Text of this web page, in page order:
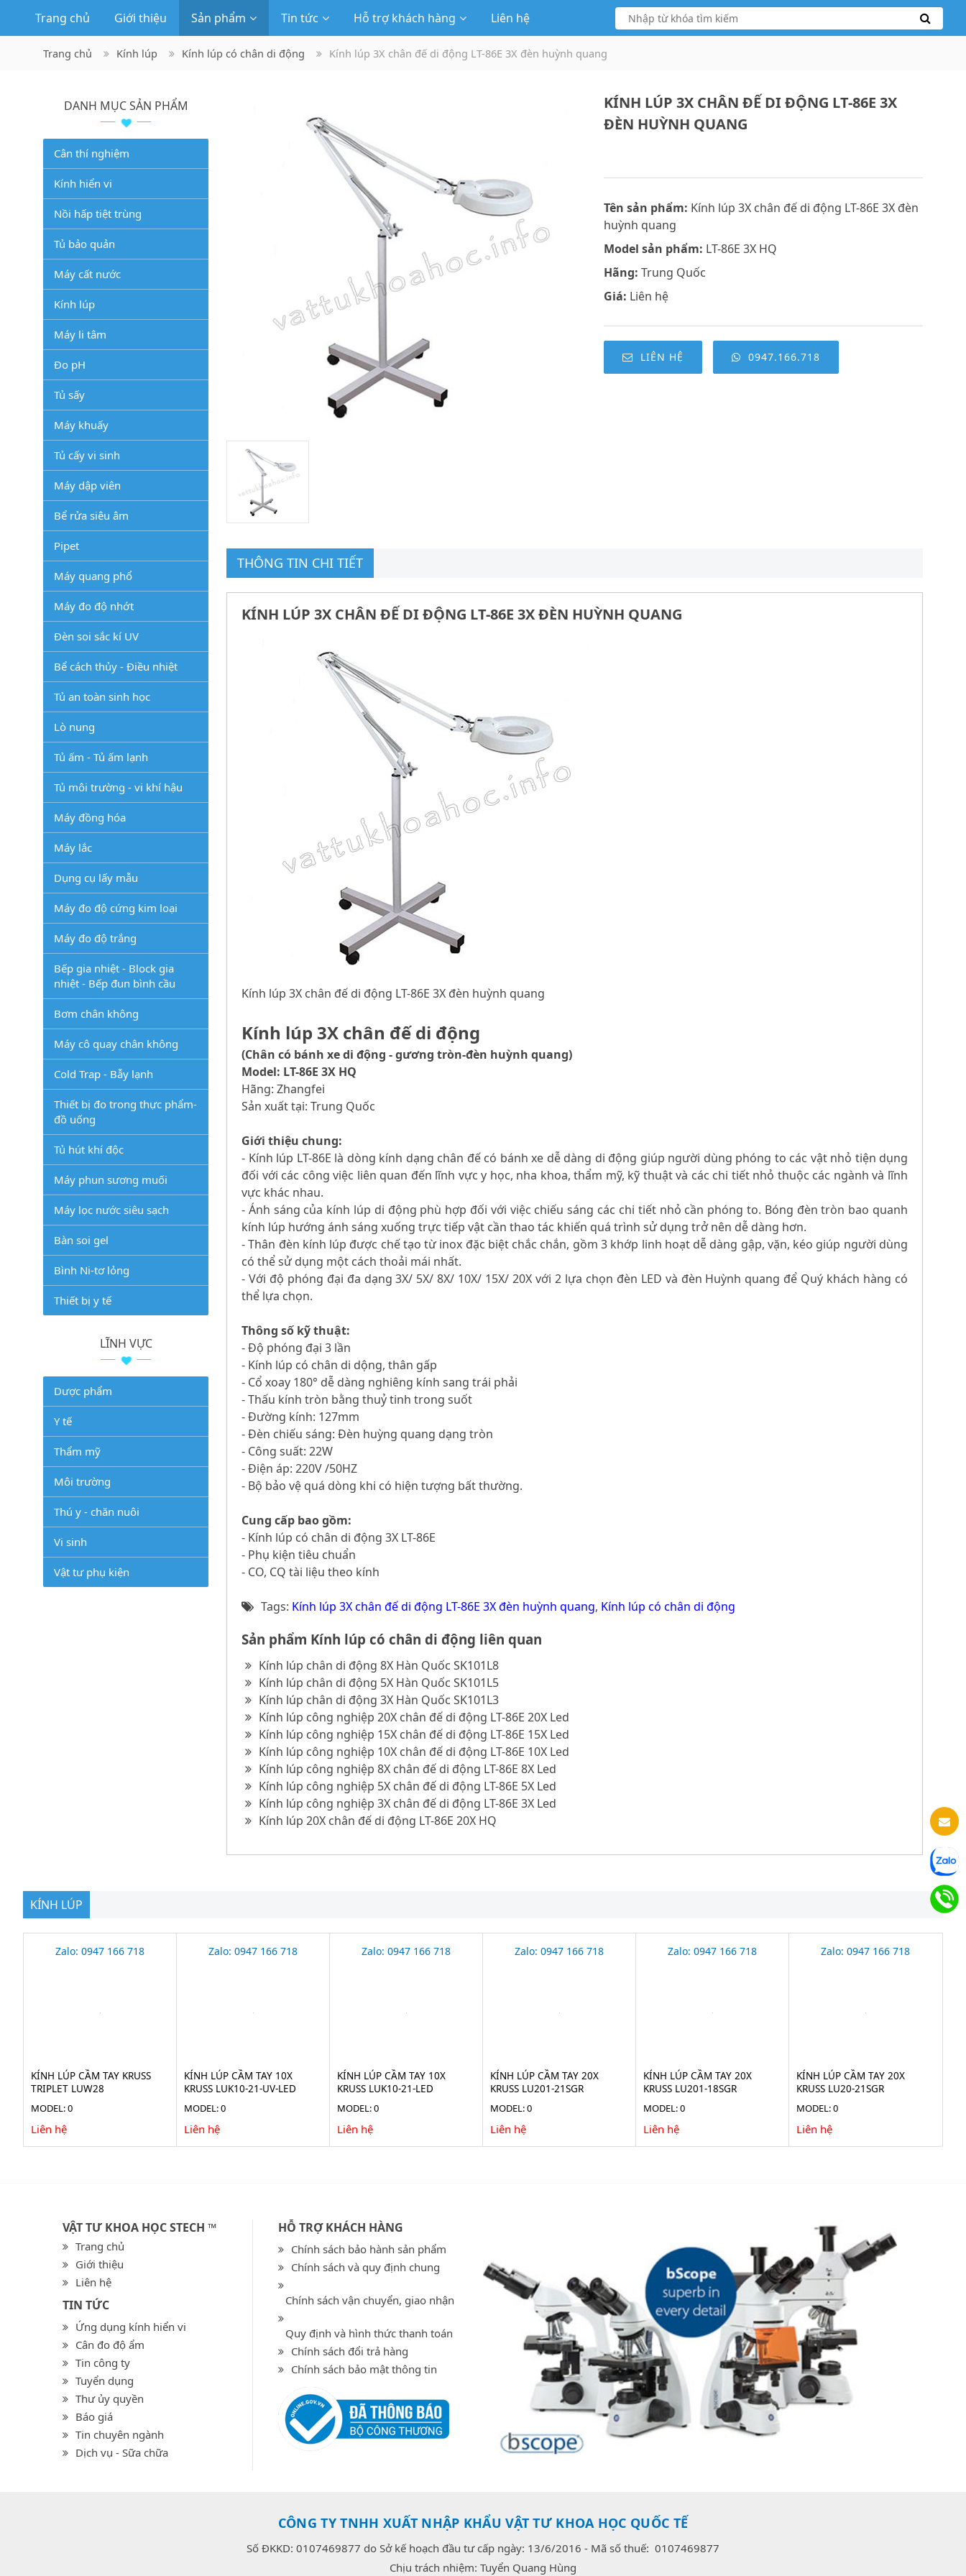
Trang chủ Giới thiệu Sản phẩm Tin tức Hỗ trợ khách hàng Liên hệ
Trang chủ Kính lúp Kính lúp có chân di động Kính lúp 3X chân đế di động LT-86E 3X đèn huỳnh quang
KÍNH LÚP 3X CHÂN ĐẾ DI ĐỘNG LT-86E 3X
ĐÈN HUỲNH QUANG
Tên sản phẩm: Kính lúp 3X chân đế di động LT-86E 3X đèn
huỳnh quang
Model sản phẩm: LT-86E 3X HQ
Hãng: Trung Quốc
Giá: Liên hệ
LIÊN HỆ 0947.166.718
THÔNG TIN CHI TIẾT
KÍNH LÚP 3X CHÂN ĐẾ DI ĐỘNG LT-86E 3X ĐÈN HUỲNH QUANG
Kính lúp 3X chân đế di động LT-86E 3X đèn huỳnh quang
Kính lúp 3X chân đế di động
(Chân có bánh xe di động - gương tròn-đèn huỳnh quang)
Model: LT-86E 3X HQ
Hãng: Zhangfei
Sản xuất tại: Trung Quốc
Giới thiệu chung:
- Kính lúp LT-86E là dòng kính dạng chân đế có bánh xe dễ dàng di động giúp người dùng phóng to các vật nhỏ tiện dụng
đối với các công việc liên quan đến lĩnh vực y học, nha khoa, thẩm mỹ, kỹ thuật và các chi tiết nhỏ thuộc các ngành và lĩnh
vực khác nhau.
- Ánh sáng của kính lúp di động phù hợp đối với việc chiếu sáng các chi tiết nhỏ cần phóng to. Bóng đèn tròn bao quanh
kính lúp hướng ánh sáng xuống trực tiếp vật cần thao tác khiến quá trình sử dụng trở nên dễ dàng hơn.
- Thân đèn kính lúp được chế tạo từ inox đặc biệt chắc chắn, gồm 3 khớp linh hoạt dễ dàng gập, vặn, kéo giúp người dùng
có thể sử dụng một cách thoải mái nhất.
- Với độ phóng đại đa dạng 3X/ 5X/ 8X/ 10X/ 15X/ 20X với 2 lựa chọn đèn LED và đèn Huỳnh quang để Quý khách hàng có
thể lựa chọn.
Thông số kỹ thuật:
- Độ phóng đại 3 lần
- Kính lúp có chân di dộng, thân gấp
- Cổ xoay 180° dễ dàng nghiêng kính sang trái phải
- Thấu kính tròn bằng thuỷ tinh trong suốt
- Đường kính: 127mm
- Đèn chiếu sáng: Đèn huỳng quang dạng tròn
- Công suất: 22W
- Điện áp: 220V /50HZ
- Bộ bảo vệ quá dòng khi có hiện tượng bất thường.
Cung cấp bao gồm:
- Kính lúp có chân di động 3X LT-86E
- Phụ kiện tiêu chuẩn
- CO, CQ tài liệu theo kính
Tags: Kính lúp 3X chân đế di động LT-86E 3X đèn huỳnh quang, Kính lúp có chân di động
Sản phẩm Kính lúp có chân di động liên quan
Kính lúp chân di động 8X Hàn Quốc SK101L8
Kính lúp chân di động 5X Hàn Quốc SK101L5
Kính lúp chân di động 3X Hàn Quốc SK101L3
Kính lúp công nghiệp 20X chân đế di động LT-86E 20X Led
Kính lúp công nghiệp 15X chân đế di động LT-86E 15X Led
Kính lúp công nghiệp 10X chân đế di động LT-86E 10X Led
Kính lúp công nghiệp 8X chân đế di động LT-86E 8X Led
Kính lúp công nghiệp 5X chân đế di động LT-86E 5X Led
Kính lúp công nghiệp 3X chân đế di động LT-86E 3X Led
Kính lúp 20X chân đế di động LT-86E 20X HQ
DANH MỤC SẢN PHẨM
Cân thí nghiệm
Kính hiển vi
Nồi hấp tiệt trùng
Tủ bảo quản
Máy cất nước
Kính lúp
Máy li tâm
Đo pH
Tủ sấy
Máy khuấy
Tủ cấy vi sinh
Máy dập viên
Bể rửa siêu âm
Pipet
Máy quang phổ
Máy đo độ nhớt
Đèn soi sắc kí UV
Bể cách thủy - Điều nhiệt
Tủ an toàn sinh học
Lò nung
Tủ ấm - Tủ ấm lạnh
Tủ môi trường - vi khí hậu
Máy đồng hóa
Máy lắc
Dụng cụ lấy mẫu
Máy đo độ cứng kim loại
Máy đo độ trắng
Bếp gia nhiệt - Block gia
nhiệt - Bếp đun bình cầu
Bơm chân không
Máy cô quay chân không
Cold Trap - Bẫy lạnh
Thiết bị đo trong thực phẩm-
đồ uống
Tủ hút khí độc
Máy phun sương muối
Máy lọc nước siêu sạch
Bàn soi gel
Bình Ni-tơ lỏng
Thiết bị y tế
LĨNH VỰC
Dược phẩm
Y tế
Thẩm mỹ
Môi trường
Thú y - chăn nuôi
Vi sinh
Vật tư phụ kiện
KÍNH LÚP
Zalo: 0947 166 718
KÍNH LÚP CẦM TAY KRUSS
TRIPLET LUW28
MODEL: 0
Liên hệ
Zalo: 0947 166 718
KÍNH LÚP CẦM TAY 10X
KRUSS LUK10-21-UV-LED
MODEL: 0
Liên hệ
Zalo: 0947 166 718
KÍNH LÚP CẦM TAY 10X
KRUSS LUK10-21-LED
MODEL: 0
Liên hệ
Zalo: 0947 166 718
KÍNH LÚP CẦM TAY 20X
KRUSS LU201-21SGR
MODEL: 0
Liên hệ
Zalo: 0947 166 718
KÍNH LÚP CẦM TAY 20X
KRUSS LU201-18SGR
MODEL: 0
Liên hệ
Zalo: 0947 166 718
KÍNH LÚP CẦM TAY 20X
KRUSS LU20-21SGR
MODEL: 0
Liên hệ
VẬT TƯ KHOA HỌC STECH ™
Trang chủ
Giới thiệu
Liên hệ
TIN TỨC
Ứng dụng kính hiển vi
Cân đo độ ẩm
Tin công ty
Tuyển dụng
Thư ủy quyền
Báo giá
Tin chuyên ngành
Dịch vụ - Sữa chữa
HỖ TRỢ KHÁCH HÀNG
Chính sách bảo hành sản phẩm
Chính sách và quy định chung
Chính sách vận chuyển, giao nhận
Quy định và hình thức thanh toán
Chính sách đổi trả hàng
Chính sách bảo mật thông tin
CÔNG TY TNHH XUẤT NHẬP KHẨU VẬT TƯ KHOA HỌC QUỐC TẾ
Số ĐKKD: 0107469877 do Sở kế hoạch đầu tư cấp ngày: 13/6/2016 - Mã số thuế: 0107469877
Chịu trách nhiệm: Tuyển Quang Hùng